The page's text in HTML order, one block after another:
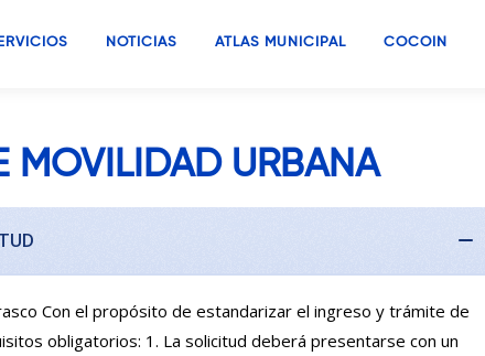
NOTICIAS ATLAS MUNICIPAL COCOIN
MOVILIDAD URBANA
Con el propósito de estandarizar el ingreso y trámite de
obligatorios: 1. La solicitud deberá presentarse con un